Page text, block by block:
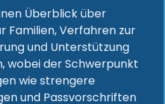
Überblick über
Familien, Verfahren zur
und Unterstützung
wobei der Schwerpunkt
wie strengere
und Passvorschriften